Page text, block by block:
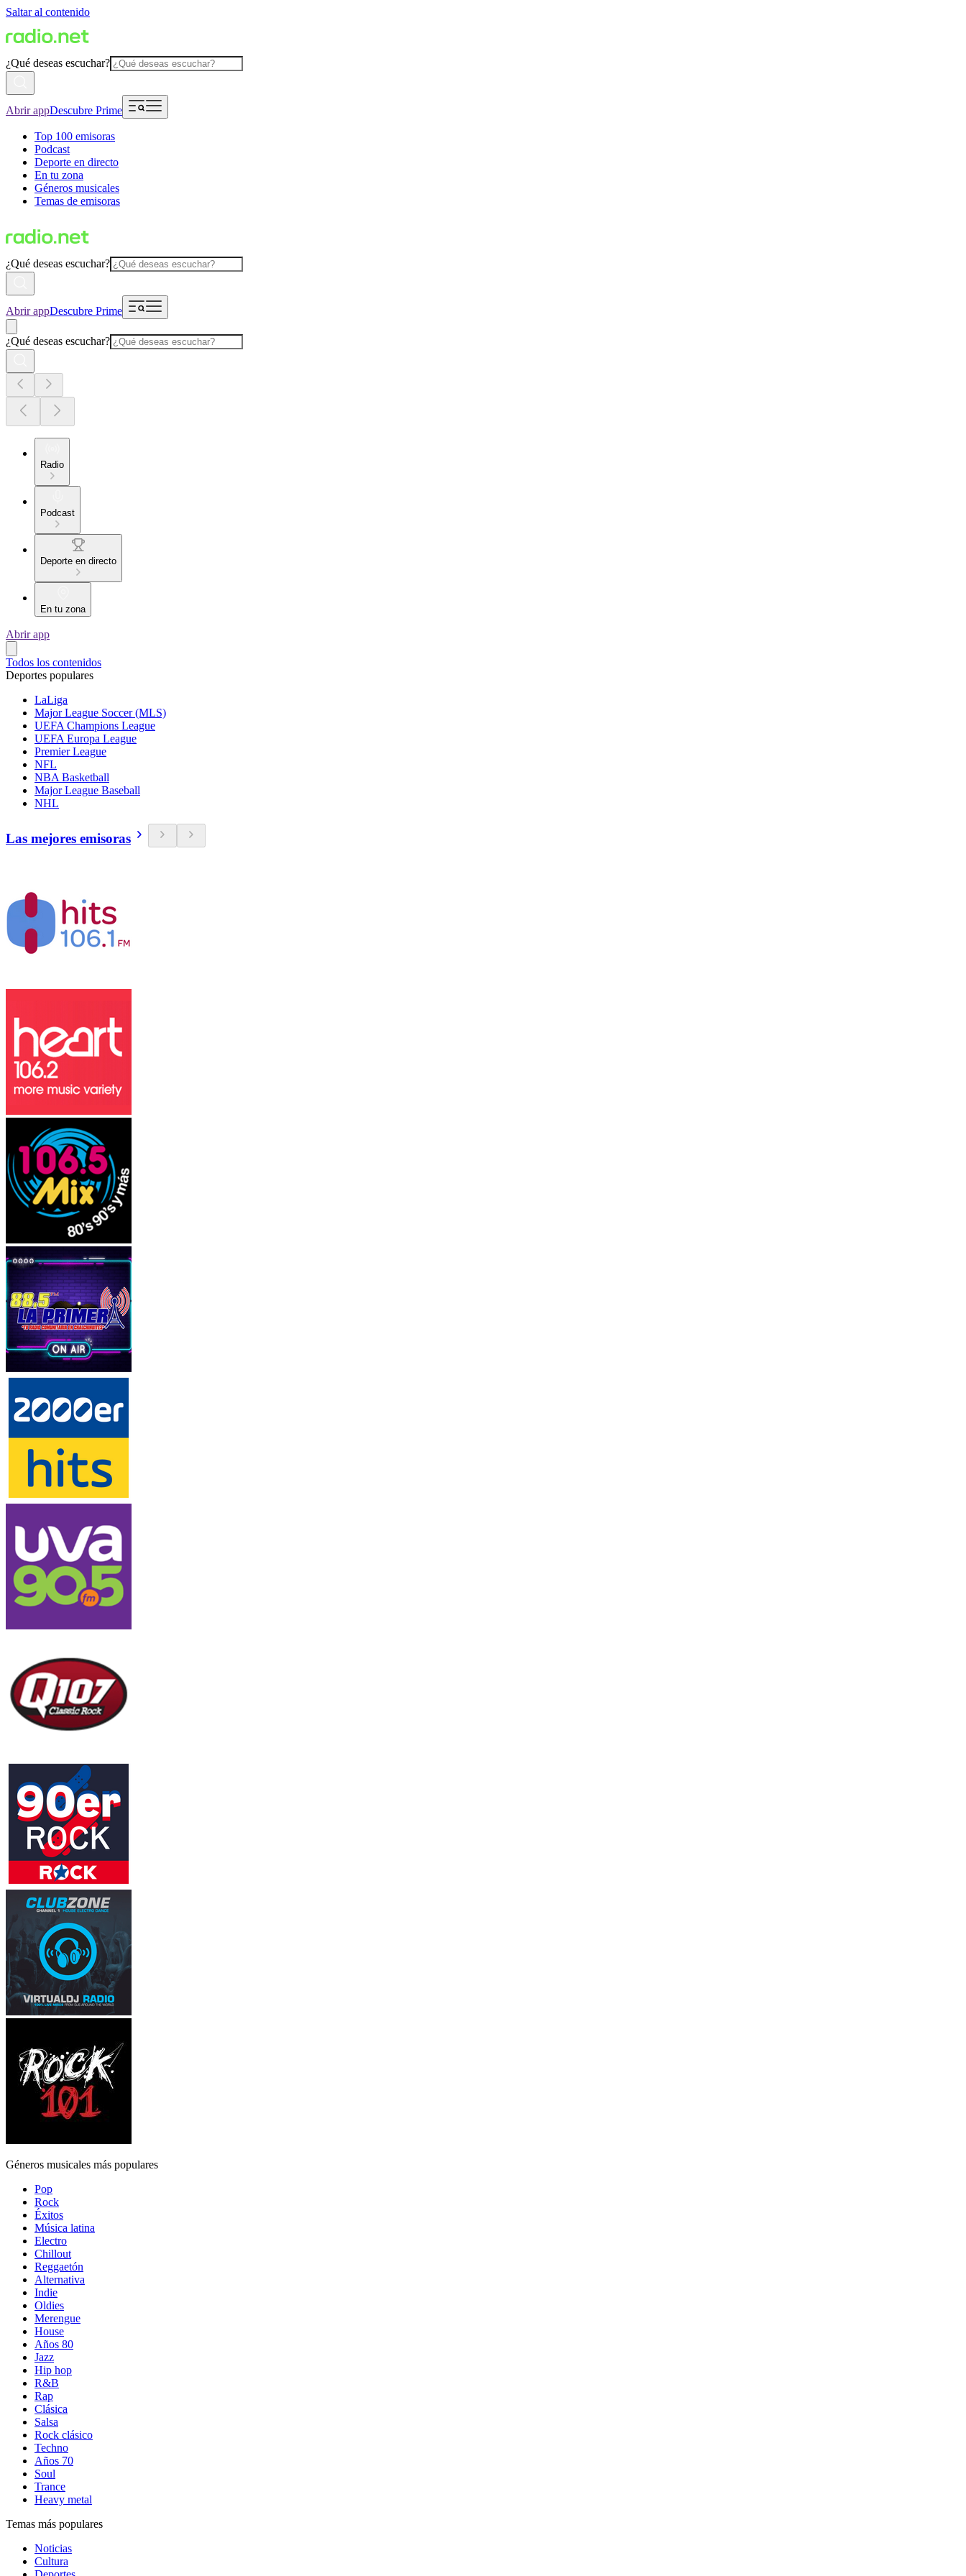
Saltar al contenido
¿Qué deseas escuchar?
Abrir appDescubre Prime
Top 100 emisoras
Podcast
Deporte en directo
En tu zona
Géneros musicales
Temas de emisoras
¿Qué deseas escuchar?
Abrir appDescubre Prime
¿Qué deseas escuchar?
Radio
Podcast
Deporte en directo
En tu zona
Abrir app
Todos los contenidos
Deportes populares
LaLiga
Major League Soccer (MLS)
UEFA Champions League
UEFA Europa League
Premier League
NFL
NBA Basketball
Major League Baseball
NHL
Las mejores emisoras
Géneros musicales más populares
Pop
Rock
Éxitos
Música latina
Electro
Chillout
Reggaetón
Alternativa
Indie
Oldies
Merengue
House
Años 80
Jazz
Hip hop
R&B
Rap
Clásica
Salsa
Rock clásico
Techno
Años 70
Soul
Trance
Heavy metal
Temas más populares
Noticias
Cultura